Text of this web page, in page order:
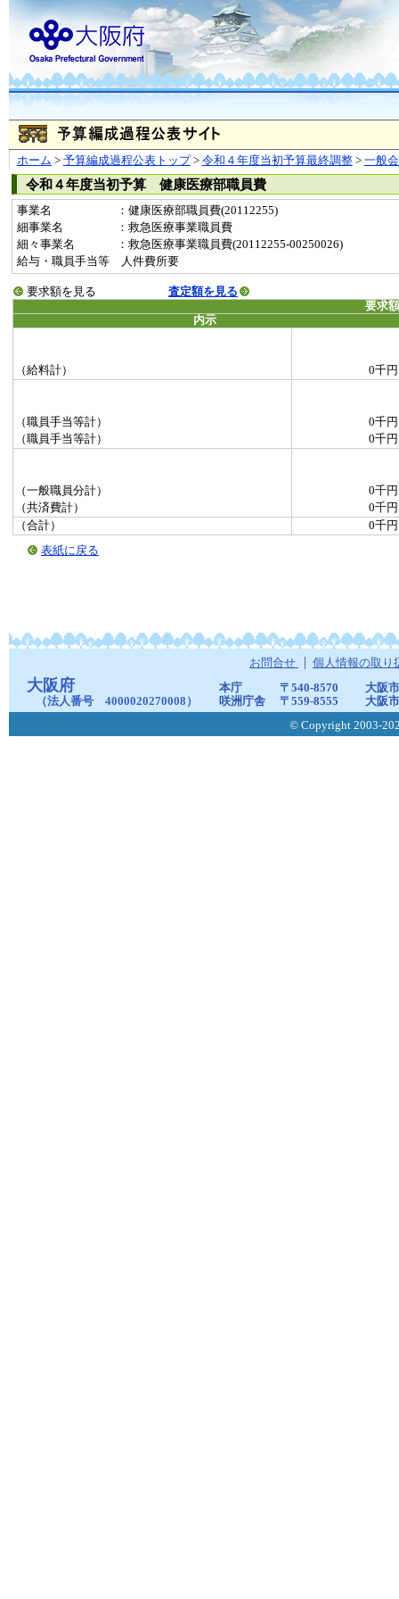
ホーム > 予算編成過程公表トップ> 令和４年度当初予算最終調整> 一般
令和４年度当初予算 健康医療部職員費
事業名
：健康医療部職員費(20112255)
細事業名
：救急医療事業職員費
細々事業名
：救急医療事業職員費(20112255-00250026)
給与・職員手当等 人件費所要
要求額を見る
査定額を見る
要求
内示
（給料計） 0千円
（職員手当等計）
0千円
（職員手当等計）
0千円
（一般職員分計）
0千円
（共済費計）
0千円
（合計）
0千円
表紙に戻る
お問合せ 個人情報の取り
大阪府
（法人番号 4000020270008）
本庁 〒540-8570
大阪
咲洲庁舎
〒559-8555
大阪
© Copyright 2003-